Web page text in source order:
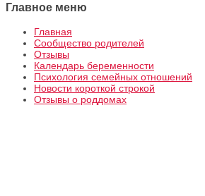
Главное меню
Главная
Сообщество родителей
Отзывы
Календарь беременности
Психология семейных отношений
Новости короткой строкой
Отзывы о роддомах